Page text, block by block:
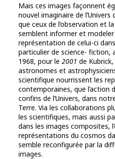
Mais ces images façonnent
nouvel imaginaire de l’Univers
que ceux de l’observation et
semblent informer et
représentation de celui-ci
particulier de science- fiction,
1968, pour le 2001 de
astronomes et
scientifique nourrissent les
contemporaines, que l’action
confins de l’Univers, dans
Terre. Via les collaborations
les scientifiques, mais aussi
dans les images composites,
représentations du cosmos
semble reconfigurée par la
images.